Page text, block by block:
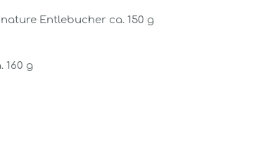
Entlebucher ca. 150 g
160 g